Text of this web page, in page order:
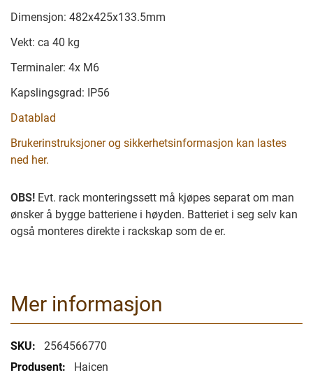
Dimensjon: 482x425x133.5mm
Vekt: ca 40 kg
Terminaler: 4x M6
Kapslingsgrad: IP56
Datablad
Brukerinstruksjoner og sikkerhetsinformasjon kan lastes
ned her.
OBS! Evt. rack monteringssett må kjøpes separat om man
ønsker å bygge batteriene i høyden. Batteriet i seg selv kan
også monteres direkte i rackskap som de er.
Mer informasjon
Mer
informasjon
2564566770
Haicen